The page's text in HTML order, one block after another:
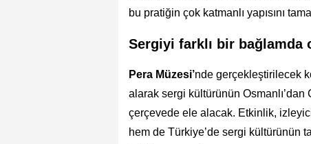
bu pratiğin çok katmanlı yapısını
Sergiyi farklı bir bağlamda
Pera Müzesi’nde gerçekleştirilecek
alarak sergi kültürünün
çerçevede ele alacak. Etkinlik,
hem de Türkiye’de sergi kültürünün